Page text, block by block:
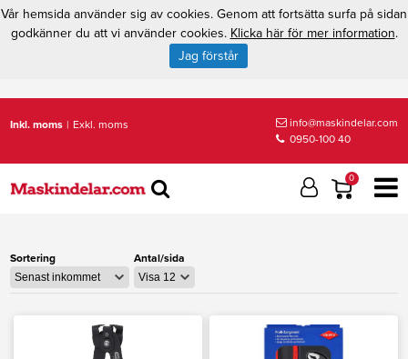
Inkl. moms | Exkl. moms
info@maskindelar.com
0950-100 40
0
Sortering Antal/sida
Vår hemsida använder sig av cookies. Genom att fortsätta surfa på sidan
godkänner du att vi använder cookies. Klicka här för mer information.
Jag förstår